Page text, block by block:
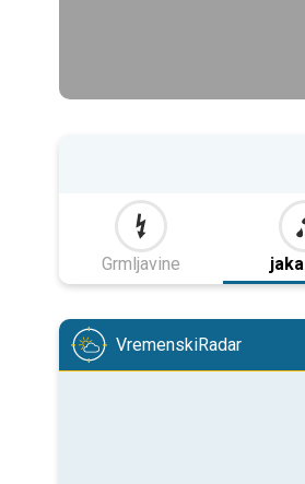
Grmljavine
VremenskiRadar